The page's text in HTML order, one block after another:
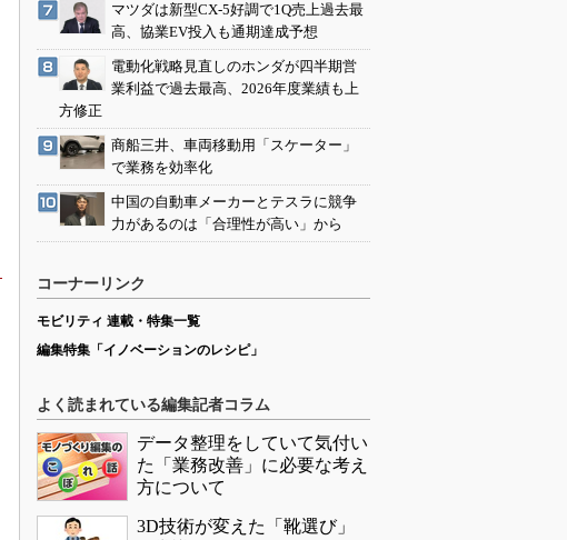
マツダは新型CX-5好調で1Q売上過去最
高、協業EV投入も通期達成予想
電動化戦略見直しのホンダが四半期営
業利益で過去最高、2026年度業績も上
方修正
商船三井、車両移動用「スケーター」
で業務を効率化
中国の自動車メーカーとテスラに競争
力があるのは「合理性が高い」から
コーナーリンク
モビリティ 連載・特集一覧
編集特集「イノベーションのレシピ」
よく読まれている編集記者コラム
データ整理をしていて気付い
た「業務改善」に必要な考え
方について
3D技術が変えた「靴選び」